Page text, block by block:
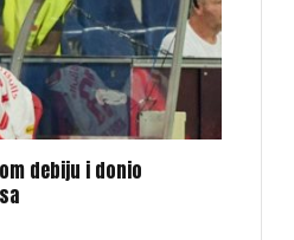
debiju i donio